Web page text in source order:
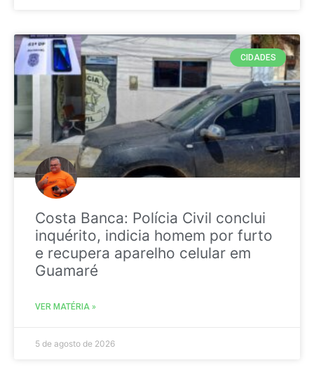
CIDADES
Costa Banca: Polícia Civil conclui
inquérito, indicia homem por furto
e recupera aparelho celular em
Guamaré
VER MATÉRIA »
5 de agosto de 2026